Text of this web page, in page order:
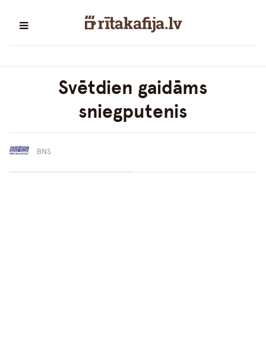
Svētdien gaidāms
sniegputenis
BNS